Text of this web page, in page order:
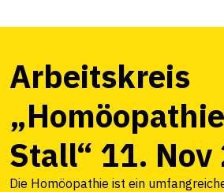
Arbeitskreis
Stall“ 11. Nov
Die Homöopathie ist ein